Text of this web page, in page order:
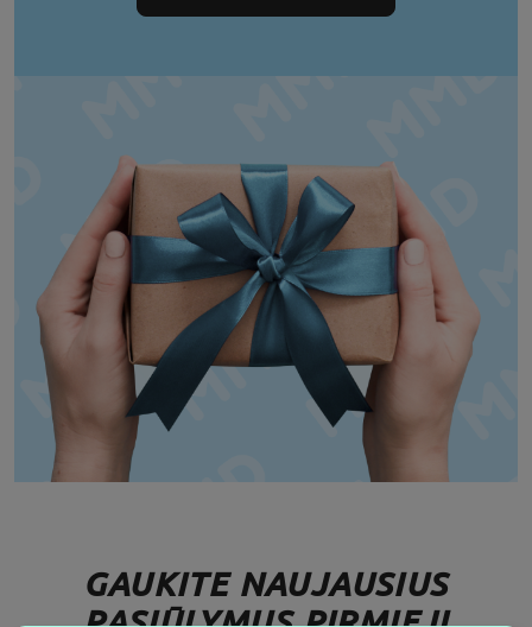
GAUKITE NAUJAUSIUS